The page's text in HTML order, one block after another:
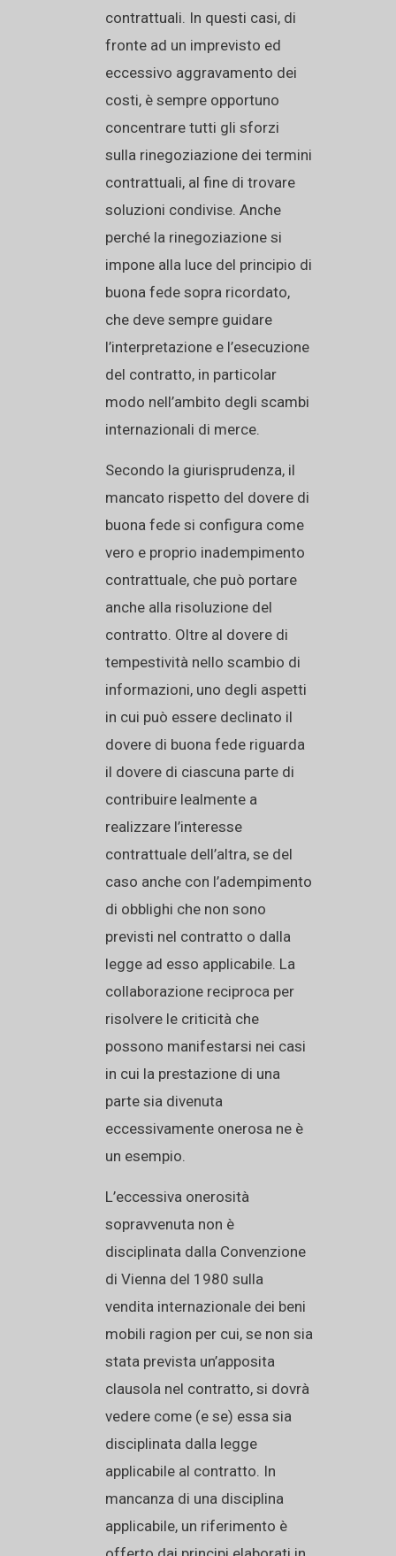
contrattuali. In questi casi, di
fronte ad un imprevisto ed
eccessivo aggravamento dei
costi, è sempre opportuno
concentrare tutti gli sforzi
sulla rinegoziazione dei termini
contrattuali, al fine di trovare
soluzioni condivise. Anche
perché la rinegoziazione si
impone alla luce del principio di
buona fede sopra ricordato,
che deve sempre guidare
l’interpretazione e l’esecuzione
del contratto, in particolar
modo nell’ambito degli scambi
internazionali di merce.
Secondo la giurisprudenza, il
mancato rispetto del dovere di
buona fede si configura come
vero e proprio inadempimento
contrattuale, che può portare
anche alla risoluzione del
contratto. Oltre al dovere di
tempestività nello scambio di
informazioni, uno degli aspetti
in cui può essere declinato il
dovere di buona fede riguarda
il dovere di ciascuna parte di
contribuire lealmente a
realizzare l’interesse
contrattuale dell’altra, se del
caso anche con l’adempimento
di obblighi che non sono
previsti nel contratto o dalla
legge ad esso applicabile. La
collaborazione reciproca per
risolvere le criticità che
possono manifestarsi nei casi
in cui la prestazione di una
parte sia divenuta
eccessivamente onerosa ne è
un esempio.
L’eccessiva onerosità
sopravvenuta non è
disciplinata dalla Convenzione
di Vienna del 1980 sulla
vendita internazionale dei beni
mobili ragion per cui, se non sia
stata prevista un’apposita
clausola nel contratto, si dovrà
vedere come (e se) essa sia
disciplinata dalla legge
applicabile al contratto. In
mancanza di una disciplina
applicabile, un riferimento è